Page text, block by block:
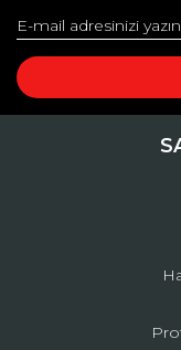
Ürün resmi
Ürün
Ürün fiyatı diğer